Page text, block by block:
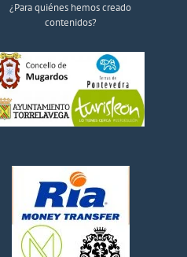
¿Para quiénes hemos creado
contenidos?